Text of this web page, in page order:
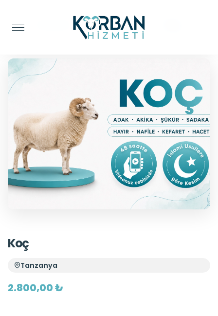
Adak Kurbanı
Koç
Tanzanya
2.800,00 ₺